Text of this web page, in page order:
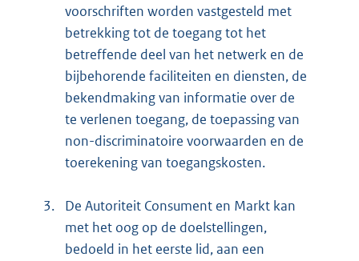
voorschriften worden vastgesteld met
betrekking tot de toegang tot het
betreffende deel van het netwerk en de
bijbehorende faciliteiten en diensten, de
bekendmaking van informatie over de
te verlenen toegang, de toepassing van
non-discriminatoire voorwaarden en de
toerekening van toegangskosten.
3.
De Autoriteit Consument en Markt kan
met het oog op de doelstellingen,
bedoeld in het eerste lid, aan een